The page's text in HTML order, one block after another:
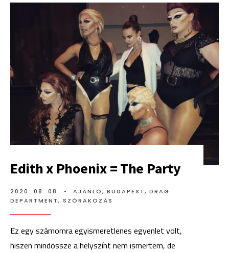
NYÍLIK:
POLYGON
Edith x Phoenix = The Party
2020. 08. 08. • AJÁNLÓ, BUDAPEST, DRAG
DEPARTMENT, SZÓRAKOZÁS
Ez egy számomra egyismeretlenes egyenlet volt,
hiszen mindössze a helyszínt nem ismertem, de